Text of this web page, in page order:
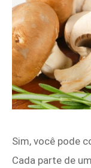
Sim, você pode
Cada parte de